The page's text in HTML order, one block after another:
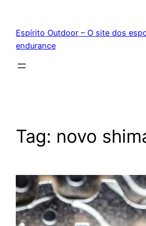
conteúdo
Espírito Outdoor – O site dos
endurance
Tag: novo